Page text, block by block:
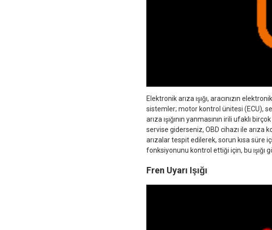
Elektronik arıza ışığı, aracınızın
sistemler; motor kontrol ünitesi (ECU),
arıza ışığının yanmasının irili ufaklı
servise giderseniz, OBD cihazı ile arıza
arızalar tespit edilerek, sorun kısa süre
fonksiyonunu kontrol ettiği için, bu ışığı
Fren Uyarı Işığı